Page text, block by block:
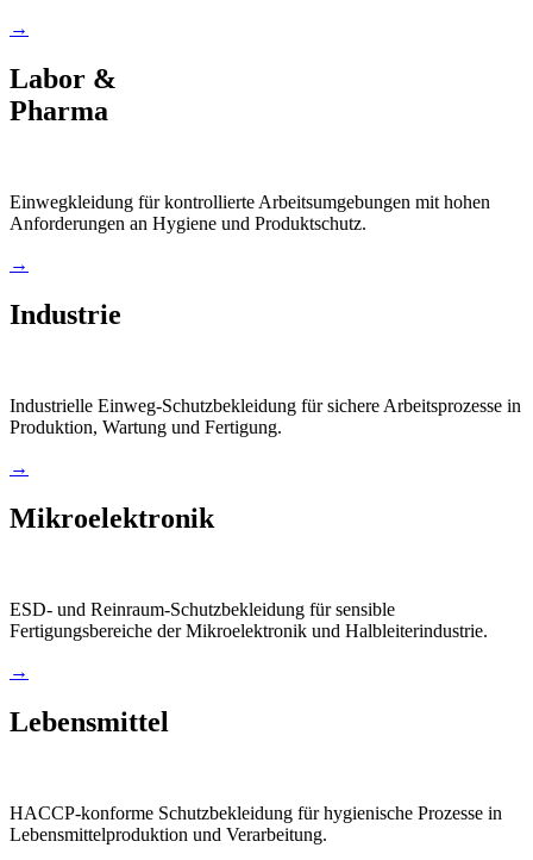
→
Labor &
Pharma
Einwegkleidung für kontrollierte Arbeitsumgebungen mit hohen
Anforderungen an Hygiene und Produktschutz.
→
Industrie
Industrielle Einweg-Schutzbekleidung für sichere Arbeitsprozesse in
Produktion, Wartung und Fertigung.
→
Mikroelektronik
ESD- und Reinraum-Schutzbekleidung für sensible
Fertigungsbereiche der Mikroelektronik und Halbleiterindustrie.
→
Lebensmittel
HACCP-konforme Schutzbekleidung für hygienische Prozesse in
Lebensmittelproduktion und Verarbeitung.